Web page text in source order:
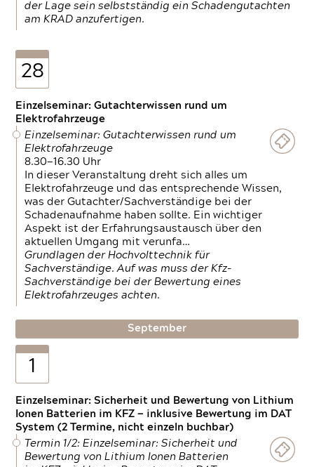
der Lage sein selbstständig ein Schadengutachten
am KRAD anzufertigen.
28
Einzelseminar: Gutachterwissen rund um
Elektrofahrzeuge
Einzelseminar: Gutachterwissen rund um
Elektrofahrzeuge
8.30—16.30 Uhr
In dieser Veranstaltung dreht sich alles um
Elektrofahrzeuge und das entsprechende Wissen,
was der Gutachter/Sachverständige bei der
Schadenaufnahme haben sollte. Ein wichtiger
Aspekt ist der Erfahrungsaustausch über den
aktuellen Umgang mit verunfa…
Grundlagen der Hochvolttechnik für
Sachverständige. Auf was muss der Kfz-
Sachverständige bei der Bewertung eines
Elektrofahrzeuges achten.
September
1
Einzelseminar: Sicherheit und Bewertung von Lithium
Ionen Batterien im KFZ — inklusive Bewertung im DAT
System (2 Termine, nicht einzeln buchbar)
Termin 1/2: Einzelseminar: Sicherheit und
Bewertung von Lithium Ionen Batterien